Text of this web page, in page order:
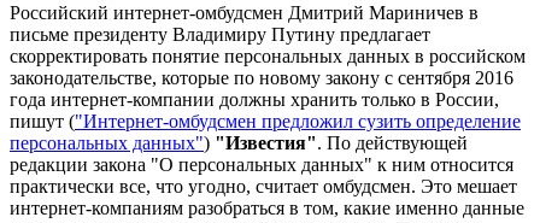
Российский интернет-омбудсмен Дмитрий Мариничев в
письме президенту Владимиру Путину предлагает
скорректировать понятие персональных данных в российском
законодательстве, которые по новому закону с сентября 2016
года интернет-компании должны хранить только в России,
пишут ("Интернет-омбудсмен предложил сузить определение
персональных данных") "Известия". По действующей
редакции закона "О персональных данных" к ним относится
практически все, что угодно, считает омбудсмен. Это мешает
интернет-компаниям разобраться в том, какие именно данные